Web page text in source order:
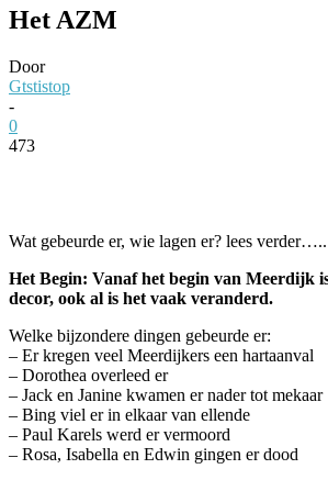
Het AZM
Door
Gtstistop
-
0
473
Wat gebeurde er, wie lagen er? lees verder…..
Het Begin: Vanaf het begin van Meerdijk
decor, ook al is het vaak veranderd.
Welke bijzondere dingen gebeurde er:
– Er kregen veel Meerdijkers een hartaanval
– Dorothea overleed er
– Jack en Janine kwamen er nader tot mekaar
– Bing viel er in elkaar van ellende
– Paul Karels werd er vermoord
– Rosa, Isabella en Edwin gingen er dood